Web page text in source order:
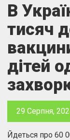
В
тисяч
дітей
29 Серпня,
Йдеться про 60